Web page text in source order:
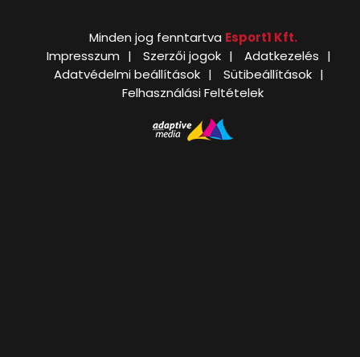
Minden jog fenntartva Esport1 Kft.
Impresszum
Szerzői jogok
Adatkezelés
Adatvédelmi beállítások
Sütibeállítások
Felhasználási Feltételek